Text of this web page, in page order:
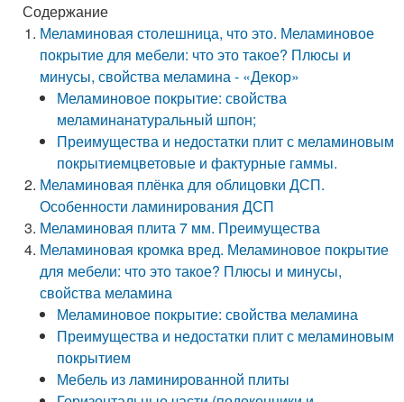
Содержание
Меламиновая столешница, что это. Меламиновое
покрытие для мебели: что это такое? Плюсы и
минусы, свойства меламина - «Декор»
Меламиновое покрытие: свойства
меламинанатуральный шпон;
Преимущества и недостатки плит с меламиновым
покрытиемцветовые и фактурные гаммы.
Меламиновая плёнка для облицовки ДСП.
Особенности ламинирования ДСП
Меламиновая плита 7 мм. Преимущества
Меламиновая кромка вред. Меламиновое покрытие
для мебели: что это такое? Плюсы и минусы,
свойства меламина
Меламиновое покрытие: свойства меламина
Преимущества и недостатки плит с меламиновым
покрытием
Мебель из ламинированной плиты